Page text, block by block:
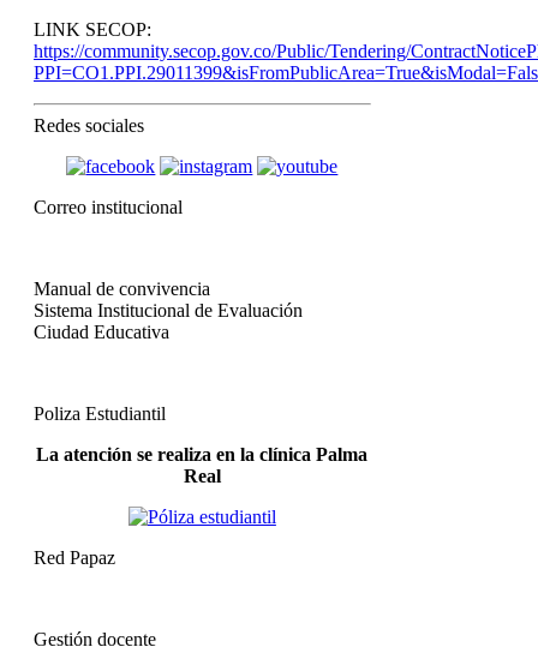
LINK SECOP:
https://community.secop.gov.co/Public/Tendering/
Redes sociales
Correo institucional
Manual de convivencia
Sistema Institucional de Evaluación
Ciudad Educativa
Poliza Estudiantil
La atención se realiza en la clínica Palma
Real
Red Papaz
Gestión docente